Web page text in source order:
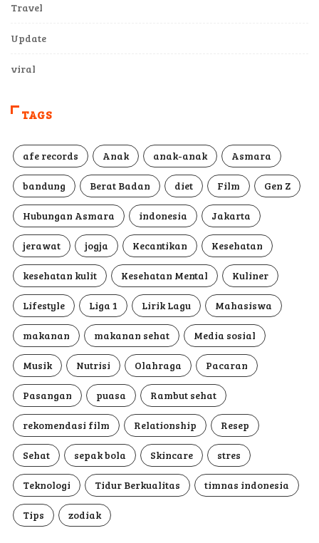
Travel
Update
viral
TAGS
afe records Anak anak-anak Asmara
bandung Berat Badan diet Film Gen Z
Hubungan Asmara indonesia Jakarta
jerawat jogja Kecantikan Kesehatan
kesehatan kulit Kesehatan Mental Kuliner
Lifestyle Liga 1 Lirik Lagu Mahasiswa
makanan makanan sehat Media sosial
Musik Nutrisi Olahraga Pacaran
Pasangan puasa Rambut sehat
rekomendasi film Relationship Resep
Sehat sepak bola Skincare stres
Teknologi Tidur Berkualitas timnas indonesia
Tips zodiak